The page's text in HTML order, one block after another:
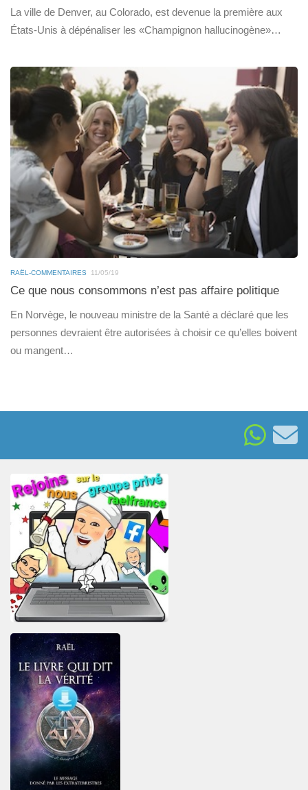
La ville de Denver, au Colorado, est devenue la première aux
États-Unis à dépénaliser les «Champignon hallucinogène»…
RAËL-COMMENTAIRES 11/05/19
Ce que nous consommons n’est pas affaire politique
En Norvège, le nouveau ministre de la Santé a déclaré que les
personnes devraient être autorisées à choisir ce qu’elles boivent
ou mangent…